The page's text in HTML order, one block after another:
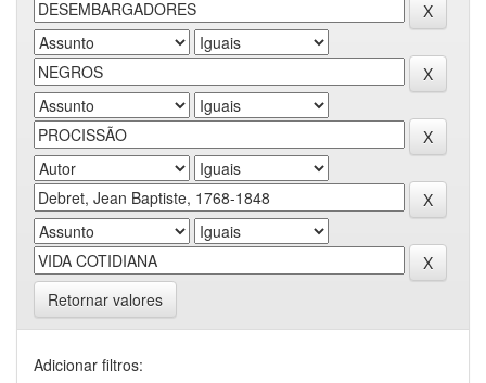
Retornar valores
Adicionar filtros: